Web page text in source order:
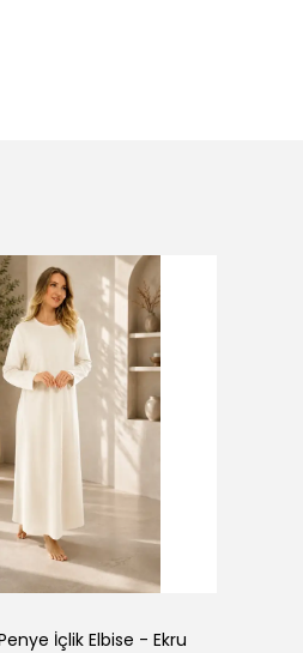
İçlik Elbise - Ekru